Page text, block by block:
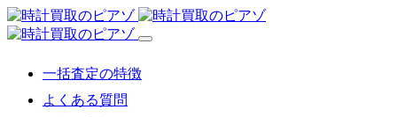
一括査定の特徴
よくある質問